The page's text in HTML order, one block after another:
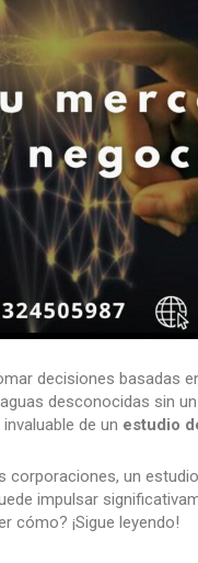
decisiones basadas
desconocidas sin
de un estudio
corporaciones, un
impulsar
cómo? ¡Sigue leyendo!